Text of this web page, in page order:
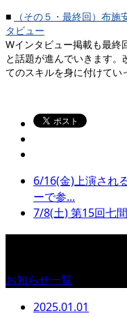
■
（その５・最終回）布
タビュー
Wインタビュー掲載も最終
と話題が進んでいきます
てのスキルを身に付けてい
6/16(金)上演され
ーで参...
7/8(土) 第15回七
お知らせ一覧
2025.01.01